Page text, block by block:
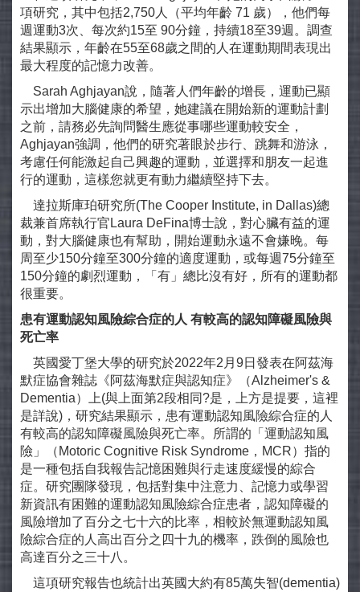
項研究，其中包括2,750人（平均年齡 71 歲），他們每
週運動3次、每次約15至 90分鐘，持續18至39週。調查
結果顯示，年齡在55至68歲之間的人在運動期間表現出
最大程度的記憶力改善。
Sarah Aghjayan說，隨著人們年齡的增長，運動已顯
示出增加大腦健康的希望，她建議在開始新的運動計劃
之前，請務必先詢問醫生應從事哪些運動較安全，
Aghjayan強調，他們的研究著眼於步行、跳舞和游泳，
考慮任何能激起自己興趣的運動，並選擇和朋友一起進
行的運動，這樣您就更有動力繼續堅持下去。
達拉斯庫珀研究所(The Cooper Institute, in Dallas)總
裁兼首席執行官Laura DeFina博士說，對心臟有益的運
動，對大腦健康也有幫助，開始運動永遠不會嫌晚。每
周至少150分鐘至300分鐘的適度運動，或每週75分鐘至
150分鐘的劇烈運動，「有」總比沒有好，所有的運動都
很重要。
患有運動認知風險綜合症的人 有較高的認知障礙風險與
死亡率
英國愛丁堡大學的研究於2022年2月9日發表在阿茲海
默症協會雜誌《阿茲海默症與認知症》（Alzheimer's &
Dementia）上(與上面第2段相同?是，上方是提要，這裡
是詳說)，研究結果顯示，患有運動認知風險綜合症的人
有較高的認知障礙風險與死亡率。所謂的「運動認知風
險」（Motoric Cognitive Risk Syndrome，MCR）指的
是一種包括自我報告記憶困難與行走速度緩慢的綜合
症。研究團隊發現，包括對集中注意力、記憶力或學習
新資訊有困難的運動認知風險綜合症患者，認知障礙的
風險增加了百分之七十六的比率，相較於無運動認知風
險綜合症的人高出百分之四十九的機率，跌倒的風險也
高達百分之三十八。
這項研究報告也統計出英國大約有85萬失智(dementia)